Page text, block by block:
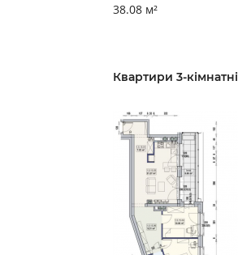
38.08 м²
Квартири 3-кімнатні